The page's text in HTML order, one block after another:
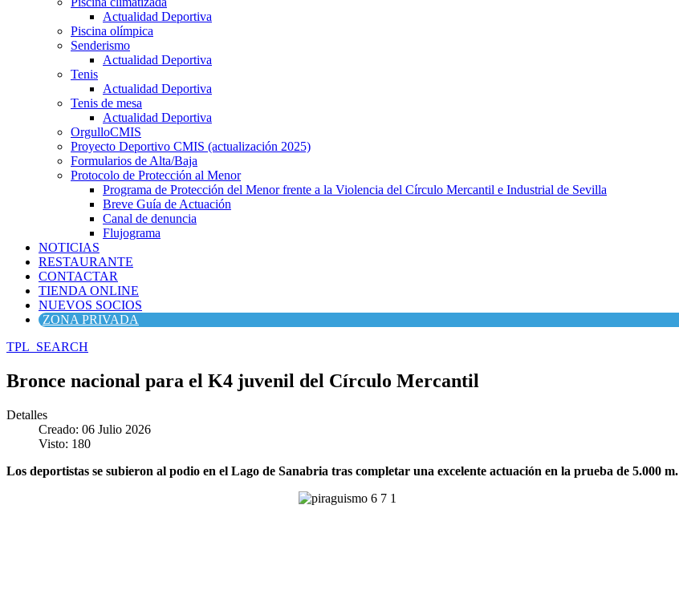
Actualidad Deportiva
Piscina olímpica
Senderismo
Actualidad Deportiva
Tenis
Actualidad Deportiva
Tenis de mesa
Actualidad Deportiva
OrgulloCMIS
Proyecto Deportivo CMIS (actualización 2025)
Formularios de Alta/Baja
Protocolo de Protección al Menor
Programa de Protección del Menor frente a la Violencia del Círculo Mercantil e Industrial de Sevilla
Breve Guía de Actuación
Canal de denuncia
Flujograma
NOTICIAS
RESTAURANTE
CONTACTAR
TIENDA ONLINE
NUEVOS SOCIOS
ZONA PRIVADA
TPL_SEARCH
Bronce nacional para el K4 juvenil del Círculo Mercantil
Detalles
Creado: 06 Julio 2026
Visto: 180
Los deportistas se subieron al podio en el Lago de Sanabria tras completar una excelente actuación en la prueba de 5.000 m.